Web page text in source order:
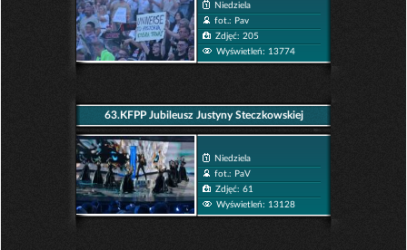
Niedziela
fot.: Pav
Zdjęć: 205
Wyświetleń: 13774
63.KFPP Jubileusz Justyny Steczkowskiej
Niedziela
fot.: PaV
Zdjęć: 61
Wyświetleń: 13128